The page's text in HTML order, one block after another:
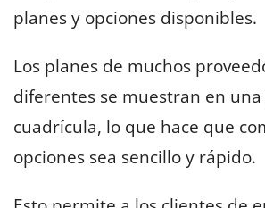
planes y opciones disponibles.
Los planes de muchos
diferentes se muestran en
cuadrícula, lo que hace que
opciones sea sencillo y rápido.